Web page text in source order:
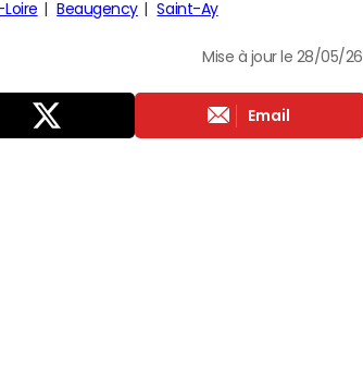
Beaugency Saint-Ay
Mise à jour le 28/05/26
Email